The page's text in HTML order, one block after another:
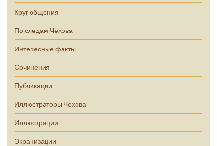
Круг общения
По следам Чехова
Интересные факты
Сочинения
Публикации
Иллюстраторы Чехова
Иллюстрации
Экранизации